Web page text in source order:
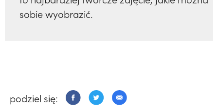
sobie wyobrazić.
podziel się: